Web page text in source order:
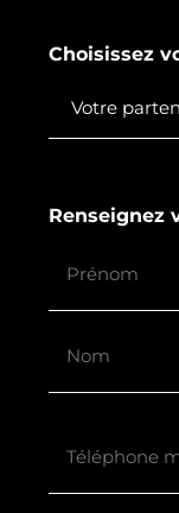
Choisissez
Renseignez
mobile